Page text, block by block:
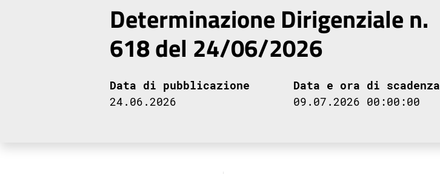
Determinazione Dirigenziale n.
618 del 24/06/2026
Data di pubblicazione
24.06.2026
Data e ora di scadenza
09.07.2026 00:00:00